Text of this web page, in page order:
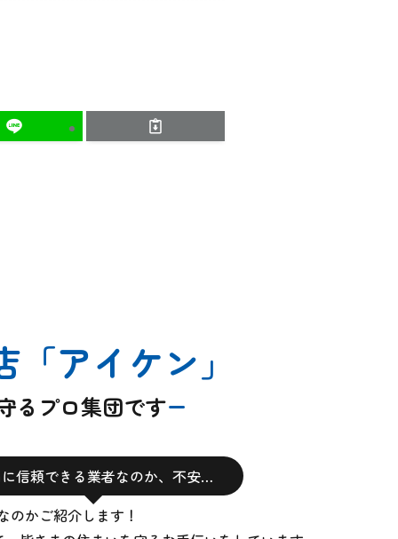
「アイケン」
るプロ集団です
信頼できる業者なのか、不安…
のかご紹介します！